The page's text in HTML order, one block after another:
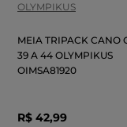
OLYMPIKUS
MEIA TRIPACK CANO
39 A 44 OLYMPIKUS
OIMSA81920
R$ 42,99